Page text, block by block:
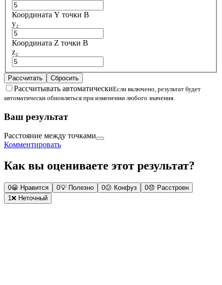
Координата Y точки B
y₂
Координата Z точки B
z₂
Рассчитать Сбросить
Рассчитывать автоматическиЕсли включено, результат будет
автоматически обновляться при изменении любого значения.
Ваш результат
Расстояние между точками
Комментировать
Как вы оцениваете этот результат?
0😀 Нравится 0💡 Полезно 0😕 Конфуз 0😞 Расстроен
1❌ Неточный